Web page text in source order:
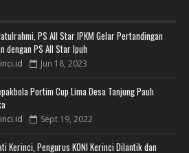
PS All Star IPKM Gelar Pertandingan
dengan PS All Star Ipuh
Jun 18, 2023
Portim Cup Lima Desa Tanjung Pauh
Sept 19, 2022
Kerinci, Pengurus KONI Kerinci Dilantik dan